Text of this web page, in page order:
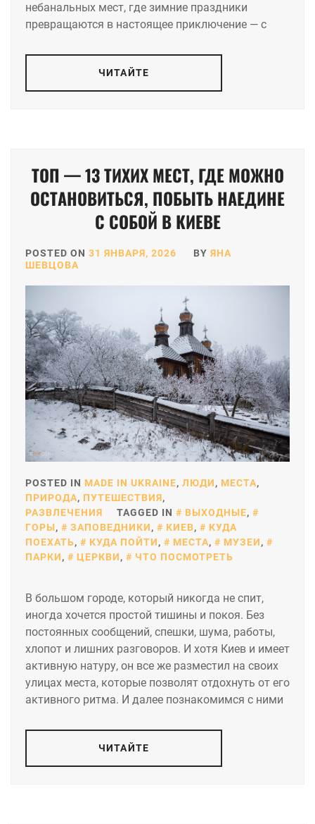
небанальных мест, где зимние праздники
превращаются в настоящее приключение — с
ЧИТАЙТЕ
ТОП — 13 ТИХИХ МЕСТ, ГДЕ МОЖНО
ОСТАНОВИТЬСЯ, ПОБЫТЬ НАЕДИНЕ
С СОБОЙ В КИЕВЕ
POSTED ON 31 ЯНВАРЯ, 2026 BY ЯНА
ШЕВЦОВА
POSTED IN MADE IN UKRAINE, ЛЮДИ, МЕСТА,
ПРИРОДА, ПУТЕШЕСТВИЯ,
РАЗВЛЕЧЕНИЯ
TAGGED IN ВЫХОДНЫЕ,
ГОРЫ, ЗАПОВЕДНИКИ, КИЕВ,
КУДА
ПОЕХАТЬ, КУДА ПОЙТИ, МЕСТА, МУЗЕИ,
ПАРКИ, ЦЕРКВИ, ЧТО ПОСМОТРЕТЬ
В большом городе, который никогда не спит,
иногда хочется простой тишины и покоя. Без
постоянных сообщений, спешки, шума, работы,
хлопот и лишних разговоров. И хотя Киев и имеет
активную натуру, он все же разместил на своих
улицах места, которые позволят отдохнуть от его
активного ритма. И далее познакомимся с ними
ЧИТАЙТЕ